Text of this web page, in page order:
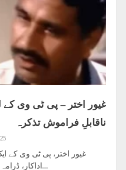
غیور اختر – پی ٹی وی کے
ناقابلِ فراموش تذکرہ
غیور اختر، پی ٹی وی کے
اداکار، ڈرامہ انڈسٹری کا ایک ایسا نام...